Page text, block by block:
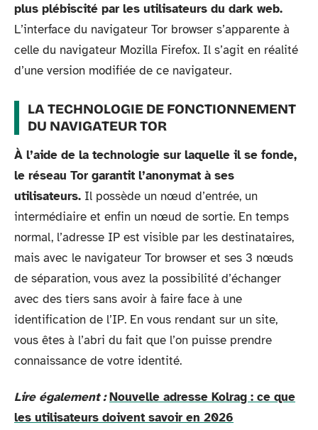
plus plébiscité par les utilisateurs du dark web.
L’interface du navigateur Tor browser s’apparente à
celle du navigateur Mozilla Firefox. Il s’agit en réalité
d’une version modifiée de ce navigateur.
LA TECHNOLOGIE DE FONCTIONNEMENT
DU NAVIGATEUR TOR
À l’aide de la technologie sur laquelle il se fonde,
le réseau Tor garantit l’anonymat à ses
utilisateurs. Il possède un nœud d’entrée, un
intermédiaire et enfin un nœud de sortie. En temps
normal, l’adresse IP est visible par les destinataires,
mais avec le navigateur Tor browser et ses 3 nœuds
de séparation, vous avez la possibilité d’échanger
avec des tiers sans avoir à faire face à une
identification de l’IP. En vous rendant sur un site,
vous êtes à l’abri du fait que l’on puisse prendre
connaissance de votre identité.
Lire également : Nouvelle adresse Kolrag : ce que
les utilisateurs doivent savoir en 2026